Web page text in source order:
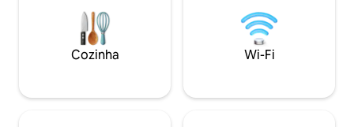
Cozinha Wi-Fi